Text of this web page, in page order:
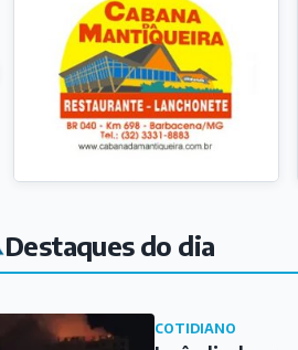
Destaques do dia
COTIDIANO
Incêndio de
Há 7 horas
CULTURA
Encontro do